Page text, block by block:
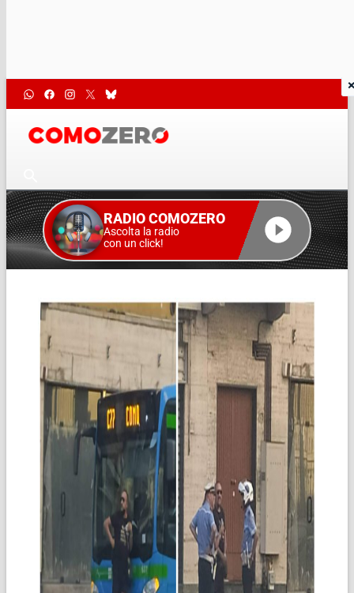
RADIO COMOZERO
Ascolta la radio
con un click!